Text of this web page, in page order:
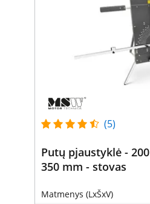
(5)
Putų pjaustyklė -
350 mm - stovas
Matmenys (LxŠxV)